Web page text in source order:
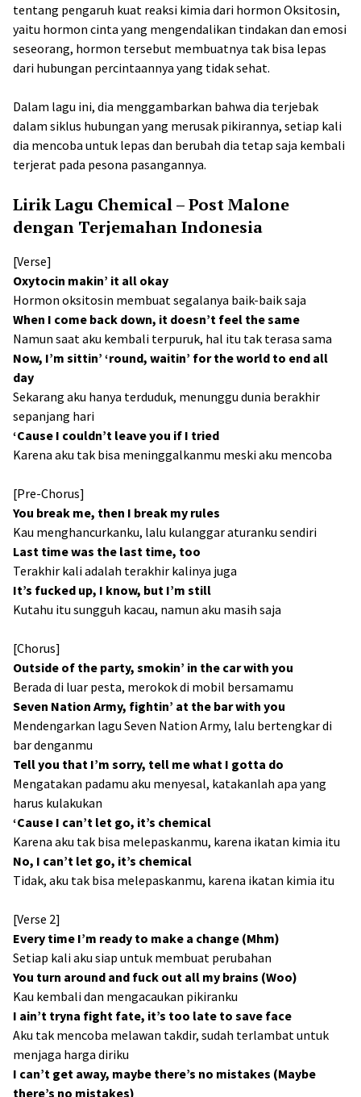
tentang pengaruh kuat reaksi kimia dari hormon Oksitosin,
yaitu hormon cinta yang mengendalikan tindakan dan emosi
seseorang, hormon tersebut membuatnya tak bisa lepas
dari hubungan percintaannya yang tidak sehat.
Dalam lagu ini, dia menggambarkan bahwa dia terjebak
dalam siklus hubungan yang merusak pikirannya, setiap kali
dia mencoba untuk lepas dan berubah dia tetap saja kembali
terjerat pada pesona pasangannya.
Lirik Lagu Chemical – Post Malone
dengan Terjemahan Indonesia
[Verse]
Oxytocin makin’ it all okay
Hormon oksitosin membuat segalanya baik-baik saja
When I come back down, it doesn’t feel the same
Namun saat aku kembali terpuruk, hal itu tak terasa sama
Now, I’m sittin’ ‘round, waitin’ for the world to end all
day
Sekarang aku hanya terduduk, menunggu dunia berakhir
sepanjang hari
‘Cause I couldn’t leave you if I tried
Karena aku tak bisa meninggalkanmu meski aku mencoba
[Pre-Chorus]
You break me, then I break my rules
Kau menghancurkanku, lalu kulanggar aturanku sendiri
Last time was the last time, too
Terakhir kali adalah terakhir kalinya juga
It’s fucked up, I know, but I’m still
Kutahu itu sungguh kacau, namun aku masih saja
[Chorus]
Outside of the party, smokin’ in the car with you
Berada di luar pesta, merokok di mobil bersamamu
Seven Nation Army, fightin’ at the bar with you
Mendengarkan lagu Seven Nation Army, lalu bertengkar di
bar denganmu
Tell you that I’m sorry, tell me what I gotta do
Mengatakan padamu aku menyesal, katakanlah apa yang
harus kulakukan
‘Cause I can’t let go, it’s chemical
Karena aku tak bisa melepaskanmu, karena ikatan kimia itu
No, I can’t let go, it’s chemical
Tidak, aku tak bisa melepaskanmu, karena ikatan kimia itu
[Verse 2]
Every time I’m ready to make a change (Mhm)
Setiap kali aku siap untuk membuat perubahan
You turn around and fuck out all my brains (Woo)
Kau kembali dan mengacaukan pikiranku
I ain’t tryna fight fate, it’s too late to save face
Aku tak mencoba melawan takdir, sudah terlambat untuk
menjaga harga diriku
I can’t get away, maybe there’s no mistakes (Maybe
there’s no mistakes)